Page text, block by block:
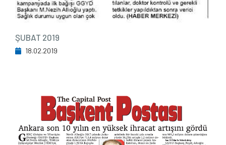
ŞUBAT 2019
18.02.2019